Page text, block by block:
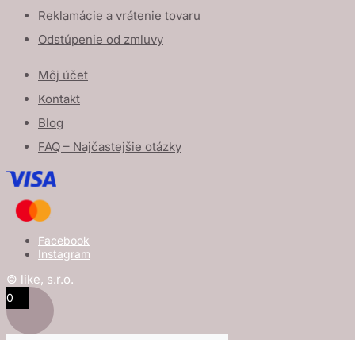
Reklamácie a vrátenie tovaru
Odstúpenie od zmluvy
Môj účet
Kontakt
Blog
FAQ – Najčastejšie otázky
Facebook
Instagram
© like, s.r.o.
0